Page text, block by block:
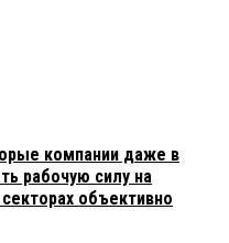
компании даже в
рабочую силу на
объективно